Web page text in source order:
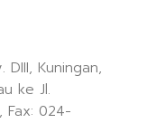
DIII, Kuningan,
ke Jl.
Fax: 024-